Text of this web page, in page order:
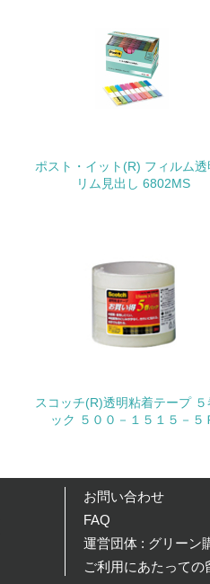
<L1>
購入、原
No.
<L1> 「
<L1>
25. <L1> 「
No.
26. <L1> パ
27. <L1> パ
ポスト・イット(R) フィルム透
リム見出し 6802MS
スコッチ(R)透明粘着テープ ５
ック ５００－１５１５－５
お問い合わせ
FAQ
運営団体 : グリーン
ご利用にあたっての